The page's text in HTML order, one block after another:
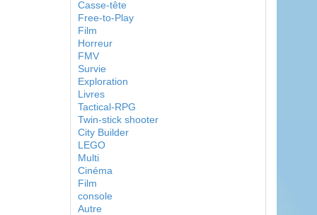
Casse-tête
Free-to-Play
Film
Horreur
FMV
Survie
Exploration
Livres
Tactical-RPG
Twin-stick shooter
City Builder
LEGO
Multi
Cinéma
Film
console
Autre